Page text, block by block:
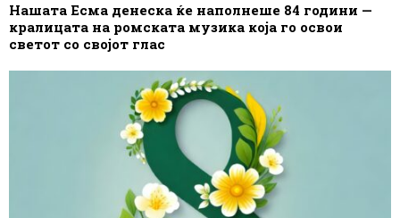
Нашата Есма денеска ќе наполнеше 84 години —
кралицата на ромската музика која го освои
светот со својот глас